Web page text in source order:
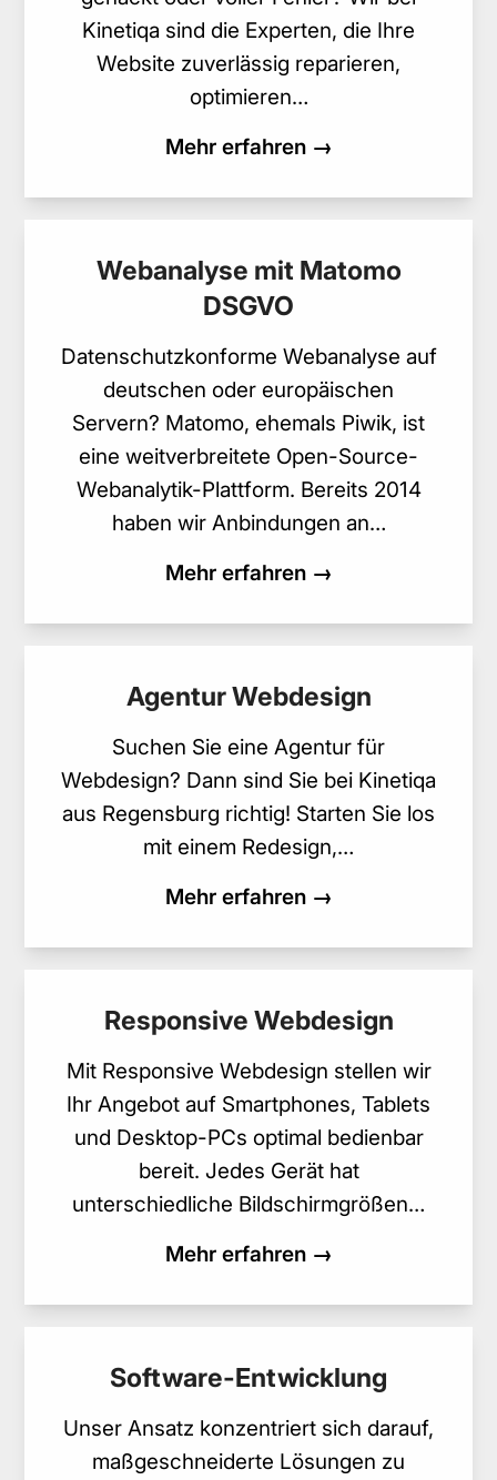
Kinetiqa sind die Experten, die Ihre
Website zuverlässig reparieren,
optimieren…
Mehr erfahren →
Webanalyse mit Matomo
DSGVO
Datenschutzkonforme Webanalyse auf
deutschen oder europäischen
Servern? Matomo, ehemals Piwik, ist
eine weitverbreitete Open-Source-
Webanalytik-Plattform. Bereits 2014
haben wir Anbindungen an…
Mehr erfahren →
Agentur Webdesign
Suchen Sie eine Agentur für
Webdesign? Dann sind Sie bei Kinetiqa
aus Regensburg richtig! Starten Sie los
mit einem Redesign,…
Mehr erfahren →
Responsive Webdesign
Mit Responsive Webdesign stellen wir
Ihr Angebot auf Smartphones, Tablets
und Desktop-PCs optimal bedienbar
bereit. Jedes Gerät hat
unterschiedliche Bildschirmgrößen…
Mehr erfahren →
Software-Entwicklung
Unser Ansatz konzentriert sich darauf,
maßgeschneiderte Lösungen zu